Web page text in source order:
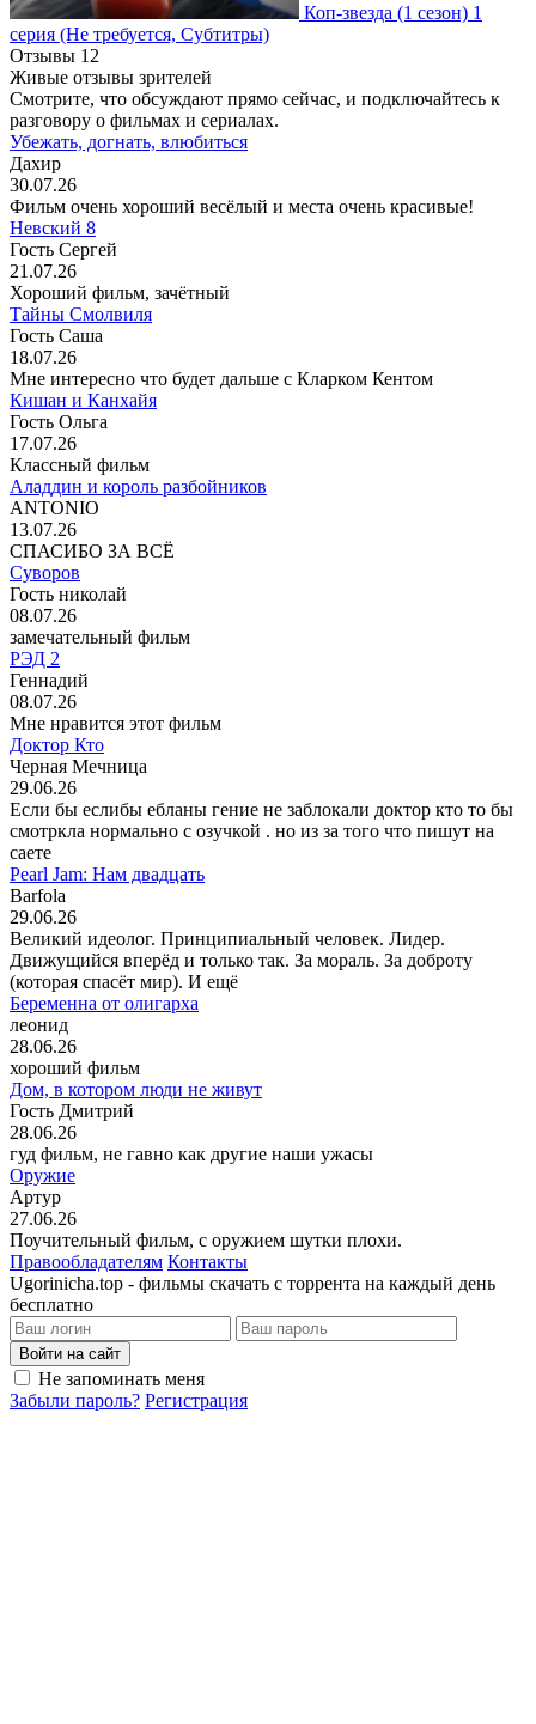
Коп-звезда (1 сезон) 1
серия (Не требуется, Субтитры)
Отзывы 12
Живые отзывы зрителей
Смотрите, что обсуждают прямо сейчас, и подключайтесь к
разговору о фильмах и сериалах.
Убежать, догнать, влюбиться
Дахир
30.07.26
Фильм очень хороший весёлый и места очень красивые!
Невский 8
Гость Сергей
21.07.26
Хороший фильм, зачётный
Тайны Смолвиля
Гость Саша
18.07.26
Мне интересно что будет дальше с Кларком Кентом
Кишан и Канхайя
Гость Ольга
17.07.26
Классный фильм
Аладдин и король разбойников
ANTONIO
13.07.26
СПАСИБО ЗА ВСЁ
Суворов
Гость николай
08.07.26
замечательный фильм
РЭД 2
Геннадий
08.07.26
Мне нравится этот фильм
Доктор Кто
Черная Мечница
29.06.26
Если бы еслибы ебланы гение не заблокали доктор кто то бы
смотркла нормально с озучкой . но из за того что пишут на
саете
Pearl Jam: Нам двадцать
Barfola
29.06.26
Великий идеолог. Принципиальный человек. Лидер.
Движущийся вперёд и только так. За мораль. За доброту
(которая спасёт мир). И ещё
Беременна от олигарха
леонид
28.06.26
хороший фильм
Дом, в котором люди не живут
Гость Дмитрий
28.06.26
гуд фильм, не гавно как другие наши ужасы
Оружие
Артур
27.06.26
Поучительный фильм, с оружием шутки плохи.
Правообладателям Контакты
Ugorinicha.top - фильмы скачать с торрента на каждый день
бесплатно
Войти на сайт
Не запоминать меня
Забыли пароль? Регистрация